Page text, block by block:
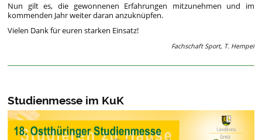
Nun gilt es, die gewonnenen Erfahrungen mitzunehmen und im
kommenden Jahr weiter daran anzuknüpfen.
Vielen Dank für euren starken Einsatz!
Fachschaft Sport, T. Hempel
Studienmesse im KuK